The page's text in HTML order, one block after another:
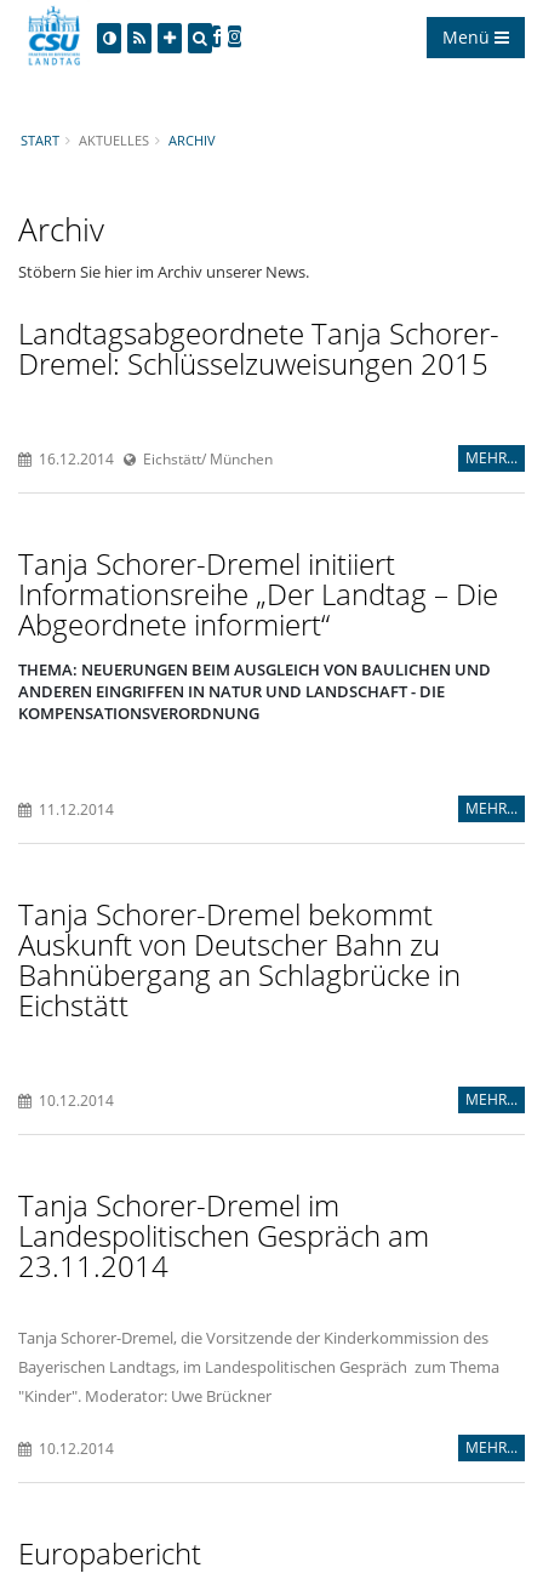
Menü
START AKTUELLES ARCHIV
Archiv
Stöbern Sie hier im Archiv unserer News.
Landtagsabgeordnete Tanja Schorer-
Dremel: Schlüsselzuweisungen 2015
16.12.2014 Eichstätt/ München MEHR...
Tanja Schorer-Dremel initiiert
Informationsreihe „Der Landtag – Die
Abgeordnete informiert“
THEMA: NEUERUNGEN BEIM AUSGLEICH VON BAULICHEN UND
ANDEREN EINGRIFFEN IN NATUR UND LANDSCHAFT - DIE
KOMPENSATIONSVERORDNUNG
11.12.2014 MEHR...
Tanja Schorer-Dremel bekommt
Auskunft von Deutscher Bahn zu
Bahnübergang an Schlagbrücke in
Eichstätt
10.12.2014 MEHR...
Tanja Schorer-Dremel im
Landespolitischen Gespräch am
23.11.2014
Tanja Schorer-Dremel, die Vorsitzende der Kinderkommission des
Bayerischen Landtags, im Landespolitischen Gespräch zum Thema
"Kinder". Moderator: Uwe Brückner
10.12.2014 MEHR...
Europabericht